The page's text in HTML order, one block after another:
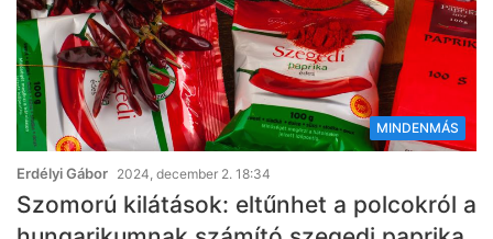
MINDENMÁS
Erdélyi Gábor 2024, december 2. 18:34
Szomorú kilátások: eltűnhet a polcokról a